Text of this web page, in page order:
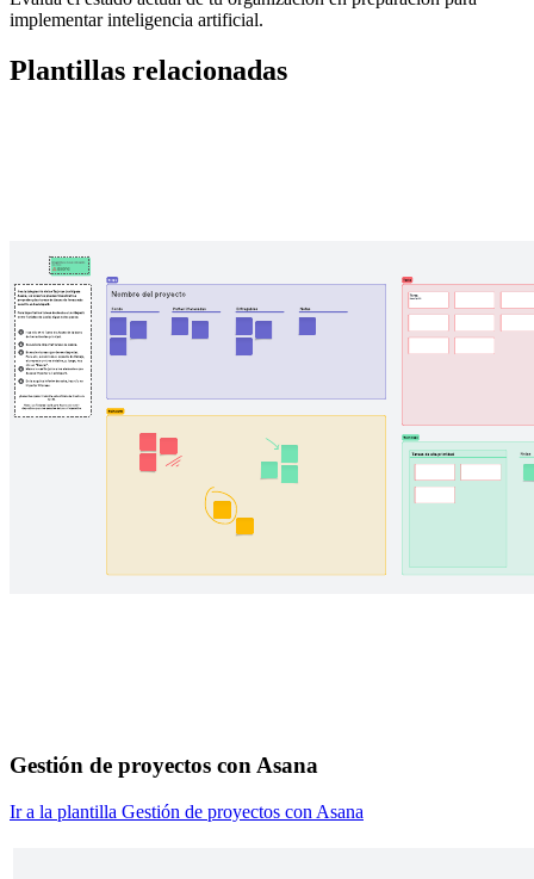
implementar inteligencia artificial.
Plantillas relacionadas
Gestión de proyectos con Asana
Ir a la plantilla Gestión de proyectos con Asana